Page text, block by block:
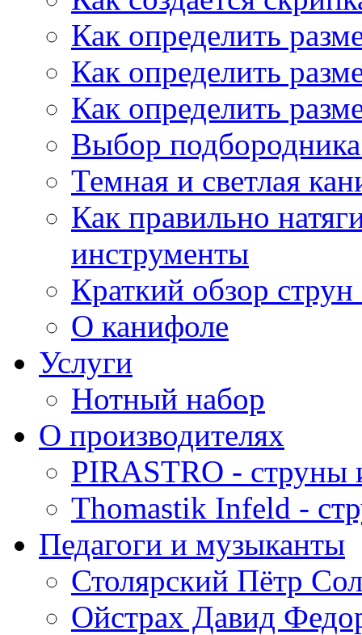
Как определить
Как определить
Как определить
Выбор
Темная и светлая
Как правильно
инструменты
Краткий обзор
О канифоле
Услуги
Нотный набор
О производителях
PIRASTRO - струны
Thomastik Infeld -
Педагоги и музыканты
Столярский Пётр
Ойстрах Давид